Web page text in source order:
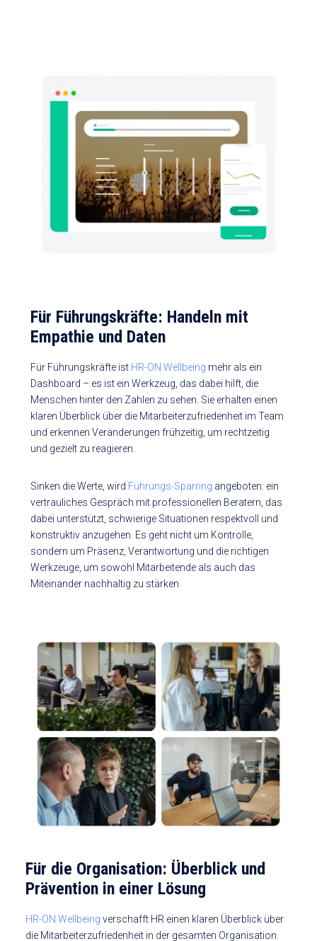
Für Führungskräfte: Handeln mit
Empathie und Daten
Für Führungskräfte ist HR-ON Wellbeing mehr als ein
Dashboard – es ist ein Werkzeug, das dabei hilft, die
Menschen hinter den Zahlen zu sehen. Sie erhalten einen
klaren Überblick über die Mitarbeiterzufriedenheit im Team
und erkennen Veränderungen frühzeitig, um rechtzeitig
und gezielt zu reagieren.
Sinken die Werte, wird Führungs-Sparring angeboten: ein
vertrauliches Gespräch mit professionellen Beratern, das
dabei unterstützt, schwierige Situationen respektvoll und
konstruktiv anzugehen. Es geht nicht um Kontrolle,
sondern um Präsenz, Verantwortung und die richtigen
Werkzeuge, um sowohl Mitarbeitende als auch das
Miteinander nachhaltig zu stärken.
Für die Organisation: Überblick und
Prävention in einer Lösung
HR-ON Wellbeing verschafft HR einen klaren Überblick über
die Mitarbeiterzufriedenheit in der gesamten Organisation.